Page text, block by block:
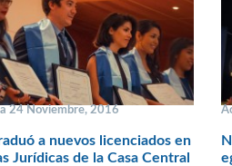
24 Noviembre, 2016
a nuevos licenciados en
Jurídicas de la Casa Central